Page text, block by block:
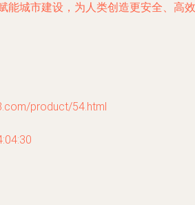
能城市建设，为人类创造更安全、高效
product/54.html